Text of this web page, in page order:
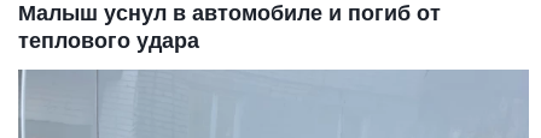
Малыш уснул в автомобиле и погиб от
теплового удара